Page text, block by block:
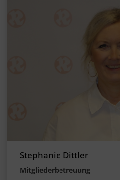
Stephanie Dittler
Mitgliederbetreuung